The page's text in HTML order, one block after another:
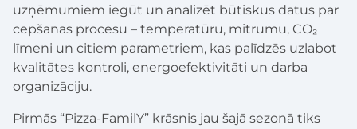
uzņēmumiem iegūt un analizēt būtiskus datus par
cepšanas procesu – temperatūru, mitrumu, CO₂
līmeni un citiem parametriem, kas palīdzēs uzlabot
kvalitātes kontroli, energoefektivitāti un darba
organizāciju.
Pirmās “Pizza-FamilY” krāsnis jau šajā sezonā tiks